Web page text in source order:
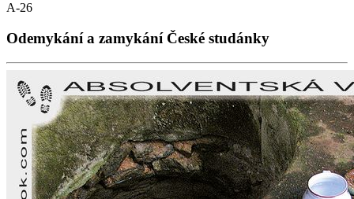
A-26
Odemykání a zamykání České studánky